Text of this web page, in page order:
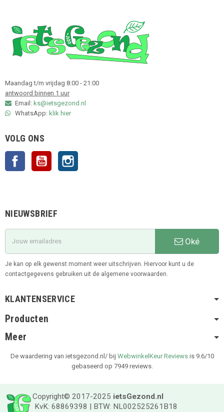
Maandag t/m vrijdag 8:00 - 21:00
antwoord binnen 1 uur
Email: ks@ietsgezond.nl
WhatsApp: klik hier
VOLG ONS
Facebook YouTube
NIEUWSBRIEF
Oké
Je kan op elk gewenst moment weer uitschrijven. Hiervoor kunt u de
contactgegevens gebruiken uit de algemene voorwaarden.
KLANTENSERVICE
Producten
Meer
De waardering van ietsgezond.nl/ bij WebwinkelKeur Reviewsis 9.6/10
gebaseerd op 7949 reviews.
Copyright© 2017-2025 ietsGezond.nl
KvK: 68869398 | BTW: NL002525261B18